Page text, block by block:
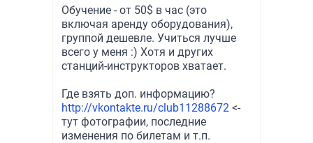
Обучение - от 50$ в час (это
включая аренду оборудования),
группой дешевле. Учиться лучше
всего у меня :) Хотя и других
станций-инструкторов хватает.
Где взять доп. информацию?
http://vkontakte.ru/club11288672 <-
тут фотографии, последние
изменения по билетам и т.п.